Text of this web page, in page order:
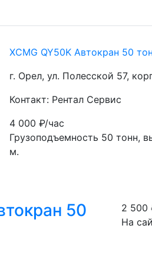
XCMG QY50K Автокран 50
г. Орел, ул. Полесской 57,
Контакт: Рентал Сервис
4 000₽/час
Грузоподъемность 50 тонн,
м.
50
2 500
На